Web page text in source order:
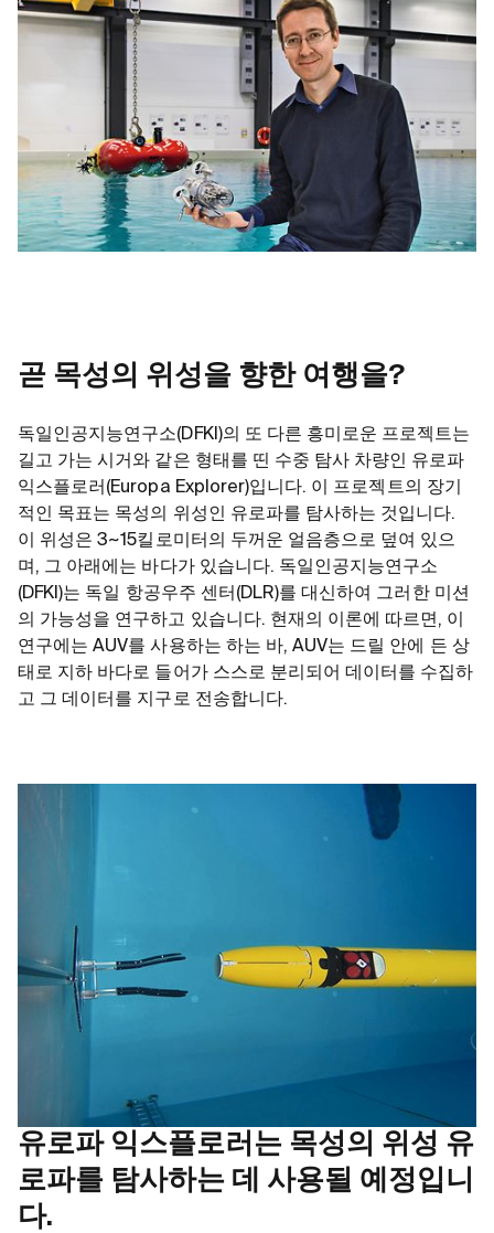
곧 목성의 위성을 향한 여행을?
독일인공지능연구소(DFKI)의 또 다른 흥미로운 프로젝트는
길고 가는 시거와 같은 형태를 띤 수중 탐사 차량인 유로파
익스플로러(Europa Explorer)입니다. 이 프로젝트의 장기
적인 목표는 목성의 위성인 유로파를 탐사하는 것입니다.
이 위성은 3~15킬로미터의 두꺼운 얼음층으로 덮여 있으
며, 그 아래에는 바다가 있습니다. 독일인공지능연구소
(DFKI)는 독일 항공우주 센터(DLR)를 대신하여 그러한 미션
의 가능성을 연구하고 있습니다. 현재의 이론에 따르면, 이
연구에는 AUV를 사용하는 하는 바, AUV는 드릴 안에 든 상
태로 지하 바다로 들어가 스스로 분리되어 데이터를 수집하
고 그 데이터를 지구로 전송합니다.
유로파 익스플로러는 목성의 위성 유
로파를 탐사하는 데 사용될 예정입니
다.